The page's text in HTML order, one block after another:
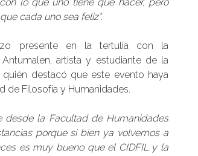
cada uno sea feliz”.
presente en la tertulia con la
artista y estudiante de la
destacó que este evento haya
de Filosofía y Humanidades.
desde la Facultad de Humanidades
porque si bien ya volvemos a
es muy bueno que el CIDFIL y la